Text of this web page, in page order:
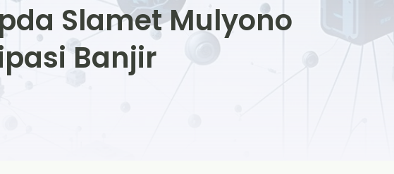
Slamet Mulyono
Banjir